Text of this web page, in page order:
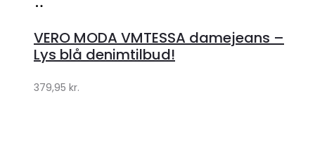
Klædeskabet.dk
VERO MODA VMTESSA damejeans –
Lys blå denimtilbud!
379,95 kr.